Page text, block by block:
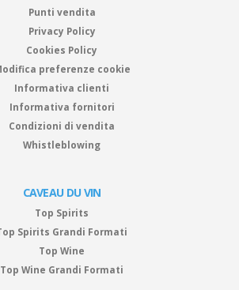
Punti vendita
Privacy Policy
Cookies Policy
preferenze cookie
Informativa clienti
Informativa fornitori
Condizioni di vendita
Whistleblowing
CAVEAU DU VIN
Top Spirits
Spirits Grandi Formati
Top Wine
Top Wine Grandi Formati